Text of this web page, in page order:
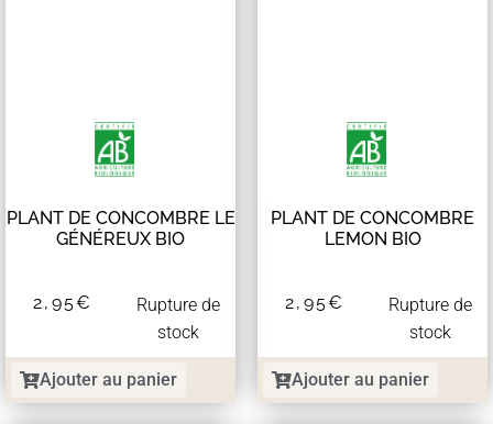
PLANT DE CONCOMBRE LE
GÉNÉREUX BIO
2,95€
Rupture de
stock
Ajouter au panier
PLANT DE CONCOMBRE
LEMON BIO
2,95€
Rupture de
stock
Ajouter au panier